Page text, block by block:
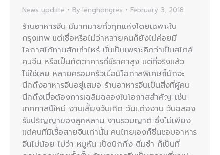
News update By lenghongres February 3, 2018
ร้านอาหารจีน มีมากมายทั่วทุกแห่งโดยเฉพาะใน
กรุงเทพ แต่เชื่อหรือไม่ว่าหลายคนก็ยังไม่ค่อยมี
โอกาสได้ทานสักเท่าไหร่ นั่นเป็นเพราะคิดว่าเป็นสไตล์
คนจีน หรือเป็นภัตตาคารที่มีราคาสูง แต่ที่จริงแล้ว
ไม่ใช่เลย หลายครอบครัวเมื่อมีโอกาสพิเศษก็มักจะ
นึกถึงอาหารจีนอยู่เสมอ ร้านอาหารจีนเป็นสิ่งที่ผู้คน
นึกถึงเมื่อต้องการเฉลิมฉลองในโอกาสสำคัญ เช่น
เทศกาลปีใหม่ งานเลี้ยงวันเกิด วันแต่งงาน วันฉลอง
รับปริญญาของลูกหลาน งานรวมญาติ ซึ่งไม่เพียง
แต่คนที่มีเชื้อสายจีนเท่านั้น คนไทยเองก็ชื่นชอบอาหาร
จีนไม่น้อย ไม่ว่า หมูหัน เป็ดปักกิ่ง ติ่มซำ ก็เป็นที่